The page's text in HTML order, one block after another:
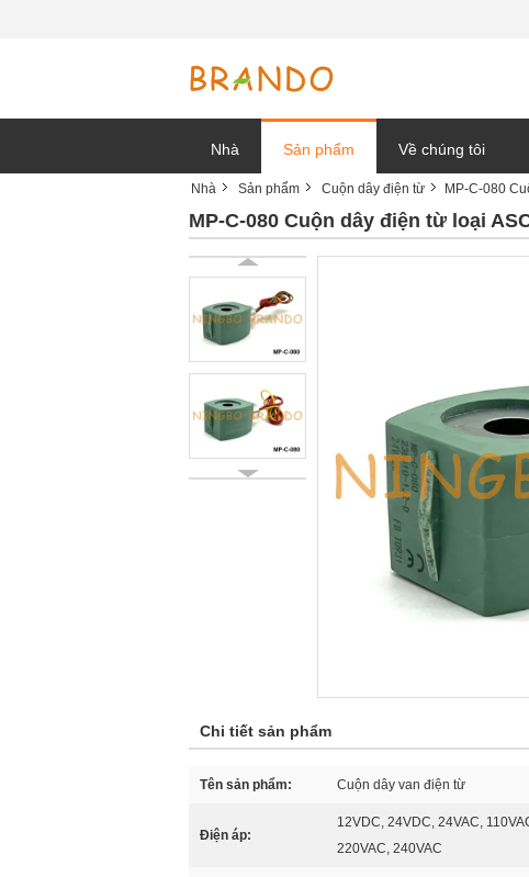
Nhà Sản phẩm Về chúng tôi
tin tức công ty
Nhà Sản phẩm Cuộn dây điện từ MP-C-080
MP-C-080 Cuộn dây điện từ loại
Chi tiết sản phẩm
Tên sản phẩm: Cuộn dây van điện từ
Điện áp:
12VDC, 24VDC, 24VAC,
220VAC, 240VAC